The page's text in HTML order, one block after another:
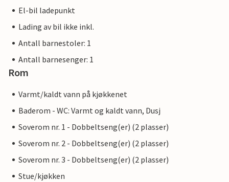
El-bil ladepunkt
Lading av bil ikke inkl.
Antall barnestoler: 1
Antall barnesenger: 1
Rom
Varmt/kaldt vann på kjøkkenet
Baderom - WC: Varmt og kaldt vann, Dusj
Soverom nr. 1 - Dobbeltseng(er) (2 plasser)
Soverom nr. 2 - Dobbeltseng(er) (2 plasser)
Soverom nr. 3 - Dobbeltseng(er) (2 plasser)
Stue/kjøkken